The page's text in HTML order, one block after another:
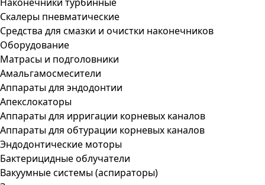
Скалеры пневматические
Средства для смазки и очистки наконечников
Оборудование
Матрасы и подголовники
Амальгамосмесители
Аппараты для эндодонтии
Апекслокаторы
Аппараты для ирригации корневых каналов
Аппараты для обтурации корневых каналов
Эндодонтические моторы
Бактерицидные облучатели
Вакуумные системы (аспираторы)